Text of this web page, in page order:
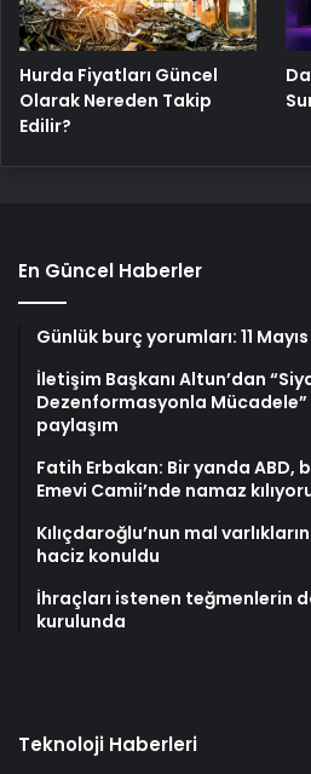
Hurda Fiyatları Güncel
Olarak Nereden Takip
Edilir?
En Güncel Haberler
Günlük burç yorumları: 11
İletişim Başkanı Altun’dan
Dezenformasyonla
paylaşım
Fatih Erbakan: Bir yanda ABD,
Emevi Camii’nde namaz
Kılıçdaroğlu’nun mal
haciz konuldu
İhraçları istenen teğmenlerin
kurulunda
Teknoloji Haberleri